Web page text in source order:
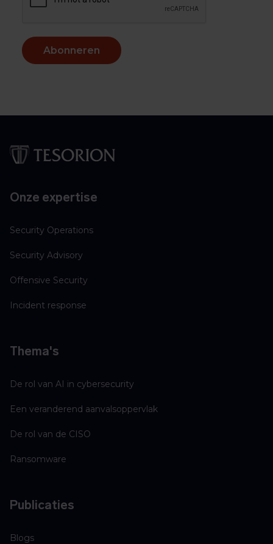
Abonneren
Onze expertise
Security Operations
Security Advisory
Offensive Security
Incident response
Thema's
De rol van AI in cybersecurity
Een veranderend aanvalsoppervlak
De rol van de CISO
Ransomware
Publicaties
Blogs